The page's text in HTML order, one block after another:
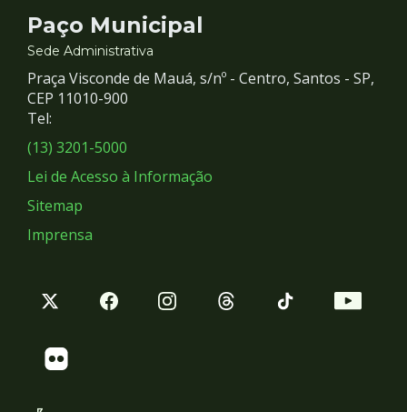
Contato
e
Redes
Sociais
Paço Municipal
Sede Administrativa
Praça Visconde de Mauá, s/nº - Centro, Santos - SP,
CEP 11010-900
Tel:
(13) 3201-5000
Lei de Acesso à Informação
Sitemap
Imprensa